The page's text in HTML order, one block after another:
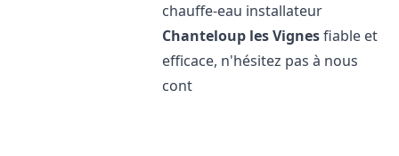
chauffe-eau installateur
Chanteloup les Vignesfiable et
efficace, n'hésitez pas à nous
cont